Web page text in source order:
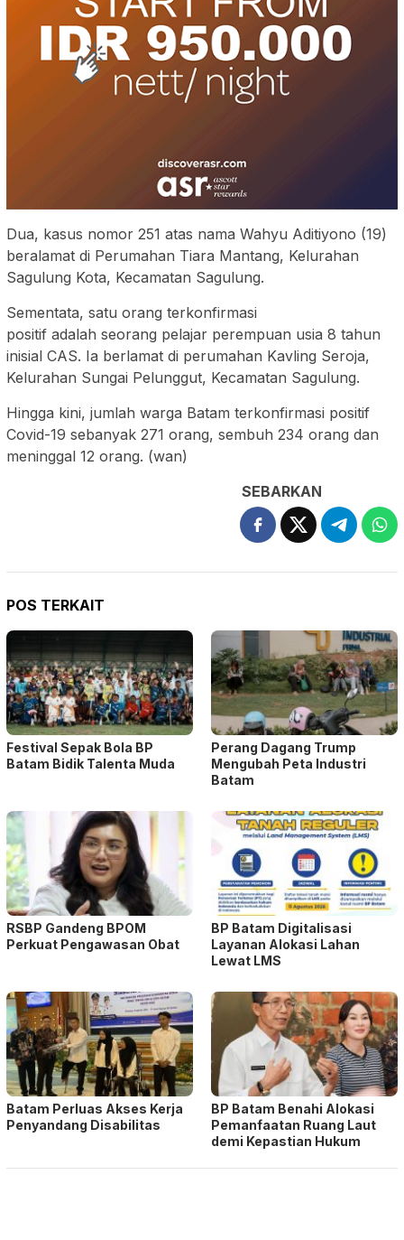
Dua, kasus nomor 251 atas nama Wahyu Aditiyono (19)
beralamat di Perumahan Tiara Mantang, Kelurahan
Sagulung Kota, Kecamatan Sagulung.
Sementata, satu orang terkonfirmasi
positif adalah seorang pelajar perempuan usia 8 tahun
inisial CAS. Ia berlamat di perumahan Kavling Seroja,
Kelurahan Sungai Pelunggut, Kecamatan Sagulung.
Hingga kini, jumlah warga Batam terkonfirmasi positif
Covid-19 sebanyak 271 orang, sembuh 234 orang dan
meninggal 12 orang. (wan)
SEBARKAN
POS TERKAIT
Festival Sepak Bola BP
Batam Bidik Talenta Muda
Perang Dagang Trump
Mengubah Peta Industri
Batam
RSBP Gandeng BPOM
Perkuat Pengawasan Obat
BP Batam Digitalisasi
Layanan Alokasi Lahan
Lewat LMS
Batam Perluas Akses Kerja
Penyandang Disabilitas
BP Batam Benahi Alokasi
Pemanfaatan Ruang Laut
demi Kepastian Hukum